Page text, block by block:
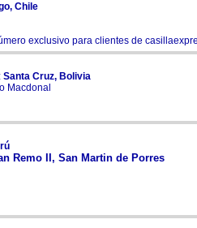
Chile
exclusivo para clientes de
: Santa Cruz, Bolivia
Macdonal
Remo II, San Martin de Porres